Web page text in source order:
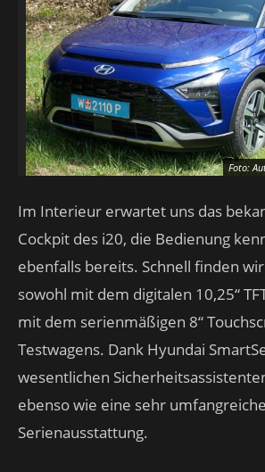
Foto:
Im Interieur erwartet uns das
Cockpit des i20, die Bedienung
ebenfalls bereits. Schnell finden
sowohl mit dem digitalen 10,25“
mit dem serienmäßigen 8“
Testwagens. Dank Hyundai
wesentlichen
ebenso wie eine sehr umfangreiche
Serienausstattung.